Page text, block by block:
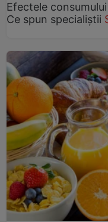
Efectele
Ce spun specialiștii